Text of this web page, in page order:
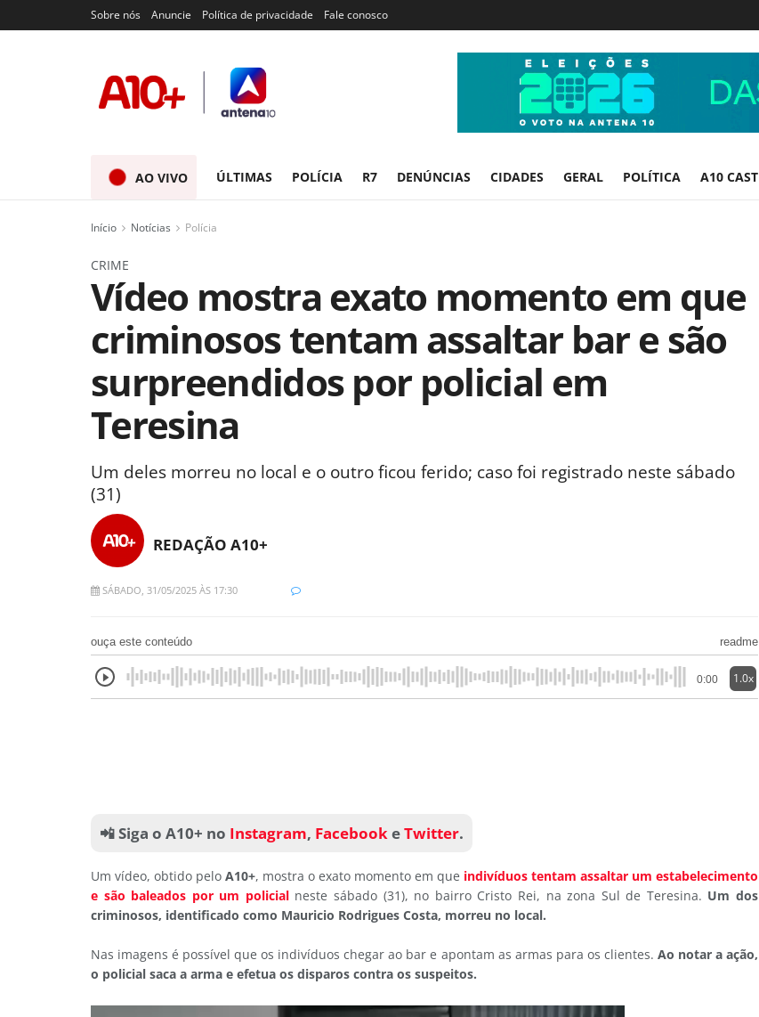
Sobre nós Anuncie Política de privacidade Fale conosco
AO VIVO ÚLTIMAS POLÍCIA R7 DENÚNCIAS CIDADES GERAL POLÍTICA A10 CAST
Início Notícias Polícia
CRIME
Vídeo mostra exato momento em que
criminosos tentam assaltar bar e são
surpreendidos por policial em
Teresina
Um deles morreu no local e o outro ficou ferido; caso foi registrado neste sábado
(31)
REDAÇÃO A10+
SÁBADO, 31/05/2025 ÀS 17:30
ouça este conteúdo readme
0:00 1.0x
📲 Siga o A10+ no Instagram, FacebookeTwitter.
Um vídeo, obtido pelo A10+, mostra o exato momento em que indivíduos tentam assaltar um estabelecimento
e são baleados por um policialneste sábado (31), no bairro Cristo Rei, na zona Sul de Teresina. Um dos
criminosos, identificado como Mauricio Rodrigues Costa, morreu no local.
Nas imagens é possível que os indivíduos chegar ao bar e apontam as armas para os clientes. Ao notar a ação,
o policial saca a arma e efetua os disparos contra os suspeitos.